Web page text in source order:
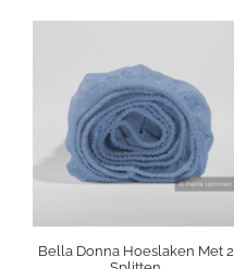
Bella Donna Hoeslaken Met 2